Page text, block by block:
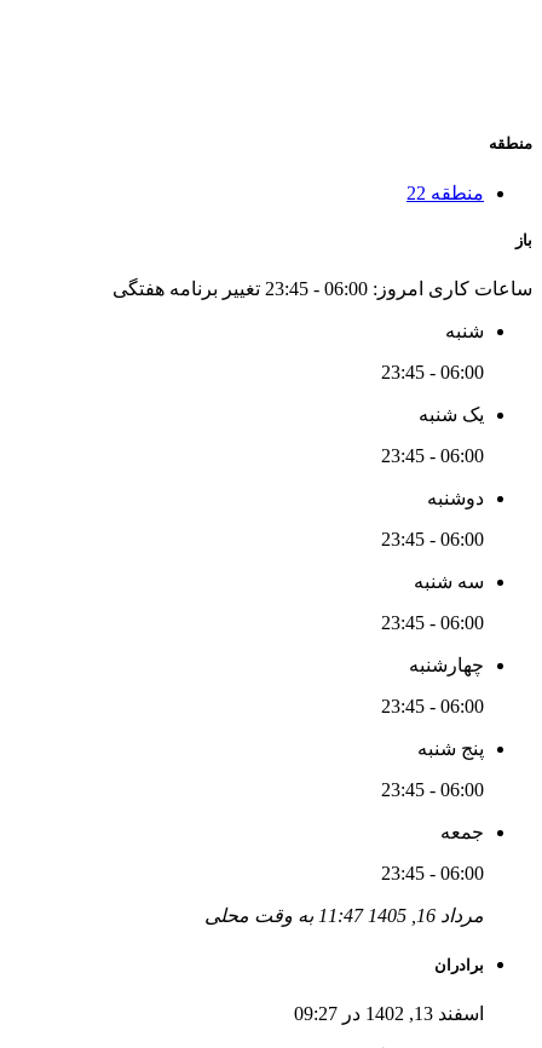
منطقه
منطقه 22
باز
ساعات کاری امروز: 06:00 - 23:45 تغییر برنامه هفتگی
شنبه
06:00 - 23:45
یک شنبه
06:00 - 23:45
دوشنبه
06:00 - 23:45
سه شنبه
06:00 - 23:45
چهارشنبه
06:00 - 23:45
پنج شنبه
06:00 - 23:45
جمعه
06:00 - 23:45
مرداد 16, 1405 11:47 به وقت محلی
برادران
اسفند 13, 1402 در 09:27